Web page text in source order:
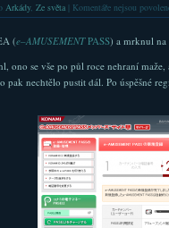
Arkády, Ze světa| Komentáře nejsou
(e–AMUSEMENTPASS) a mrknul na
ono se vše po půl roce nehraní
pak nechtělo pustit dál. Po úspěšné